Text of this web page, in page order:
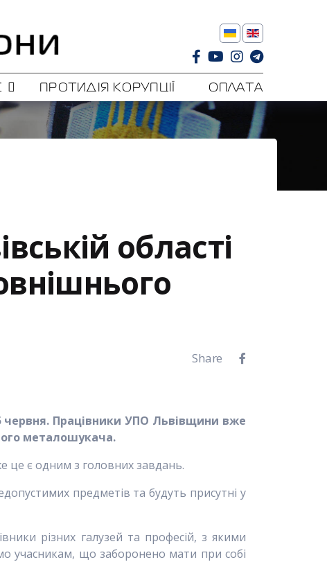
ПРОТИДІЯ КОРУПЦІЇ ОПЛАТА
області
Share
червня. Працівники УПО Львівщини вже
металошукача.
це є одним з головних завдань.
предметів та будуть присутні у
різних галузей та професій, з якими
учасникам, що заборонено мати при собі